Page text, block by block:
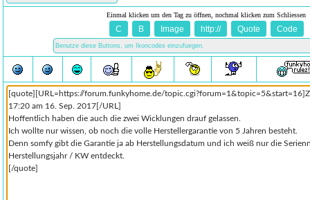
Einmal klicken um den Tag zu öffnen, nochmal klicken zum Schliessen